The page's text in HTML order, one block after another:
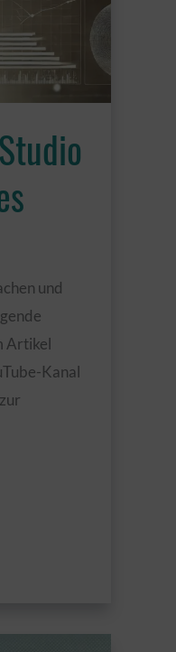
und
Artikel
Kanal